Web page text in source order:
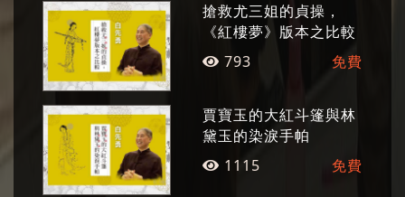
向多元，形成白先勇文學經典化現象。
奚淞 手藝人
畫家、文學家，樂以「手藝人」自居。 一九四六
搶救尤三姐的貞操，
《紅樓夢》版本之比較
793
免費
賈寶玉的大紅斗篷與林
黛玉的染淚手帕
1115
免費